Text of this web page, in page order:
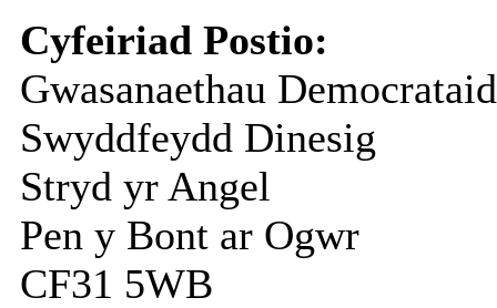
Cyfeiriad Postio:
Gwasanaethau
Swyddfeydd Dinesig
Stryd yr Angel
Pen y Bont ar Ogwr
CF31 5WB